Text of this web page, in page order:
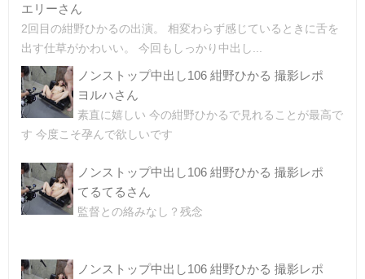
エリーさん
2回目の紺野ひかるの出演。 相変わらず感じているときに舌を
出す仕草がかわいい。 今回もしっかり中出し...
ノンストップ中出し106 紺野ひかる 撮影レポ
ヨルハさん
素直に嬉しい 今の紺野ひかるで見れることが最高で
す 今度こそ孕んで欲しいです
ノンストップ中出し106 紺野ひかる 撮影レポ
てるてるさん
監督との絡みなし？残念
ノンストップ中出し106 紺野ひかる 撮影レポ